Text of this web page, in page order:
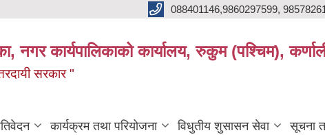
088401146,9860297599,
नगर कार्यपालिकाको कार्यालय, रुकुम (पश्चिम),
सरकार "
कार्यक्रम तथा परियोजना विधुतीय शुसासन सेवा सूचना